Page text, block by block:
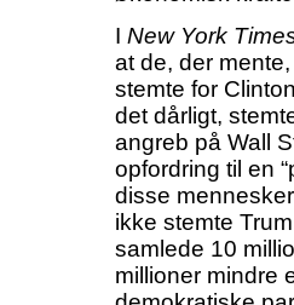
I New York
at de, der
stemte for
det dårligt,
angreb på Wall
opfordring til en
disse
ikke stemte
samlede 10
millioner mindre